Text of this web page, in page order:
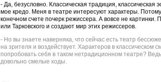
- Да, безусловно. Классическая традиция, классическая
мое кредо. Меня в театре интересуют характеры.
конечном счете почерк режиссера. А вовсе не
или Тарковского и создают мир этих режиссеров.
- Но вы знаете наверняка, что сейчас есть театр
на зрителя и воздействует. Характеров в классическом
попробовать себя в таком нетрадиционном театре?
довольно смелые ходы.